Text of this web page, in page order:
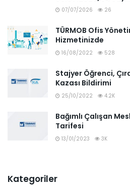
07/07/2026 26
TÜRMOB Ofis
Hizmetinizde
16/08/2022 528
Stajyer Öğrenci,
Kazası Bildirimi
25/10/2022 4.2K
Bağımlı Çalışan
Tarifesi
13/01/2023 3K
Kategoriler